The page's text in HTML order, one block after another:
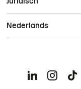
Nederlands